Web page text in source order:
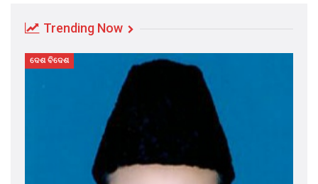
Trending Now
ଦେଶ ବିଦେଶ